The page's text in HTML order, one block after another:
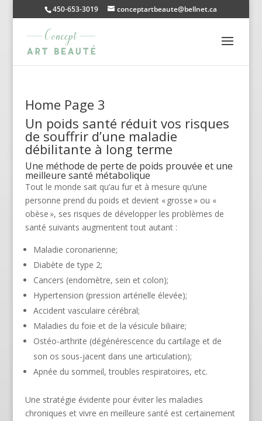
450-653-3019 conceptartbeaute@bellnet.ca
Home Page 3
Un poids santé réduit vos risques
de souffrir d’une maladie
débilitante à long terme
Une méthode de perte de poids prouvée et une
meilleure santé métabolique
Tout le monde sait qu’au fur et à mesure qu’une
personne prend du poids et devient « grosse » ou «
obèse », ses risques de développer les problèmes de
santé suivants augmentent tout autant :
Maladie coronarienne;
Diabète de type 2;
Cancers (endomètre, sein et colon);
Hypertension (pression artérielle élevée);
Accident vasculaire cérébral;
Maladies du foie et de la vésicule biliaire;
Ostéo-arthrite (dégénérescence du cartilage et de
son os sous-jacent dans une articulation);
Apnée du sommeil, troubles respiratoires, etc.
Une stratégie évidente pour éviter les maladies
chroniques et vivre en meilleure santé est certainement